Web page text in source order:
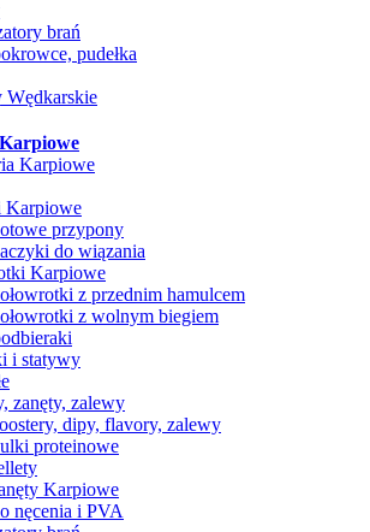
brań
pudełka
Wędkarskie
Karpiowe
Karpiowe
przypony
do wiązania
Karpiowe
z przednim hamulcem
z wolnym biegiem
i statywy
zanęty, zalewy
dipy, flavory, zalewy
proteinowe
Karpiowe
nęcenia i PVA